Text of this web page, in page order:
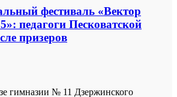
фестиваль «Вектор
педагоги Песковатской
призеров
гимназии № 11 Дзержинского